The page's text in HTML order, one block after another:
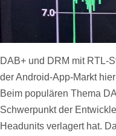
DAB+ und DRM mit RTL-
der Android-App-Markt
Beim populären Thema
Schwerpunkt der
Headunits verlagert hat.